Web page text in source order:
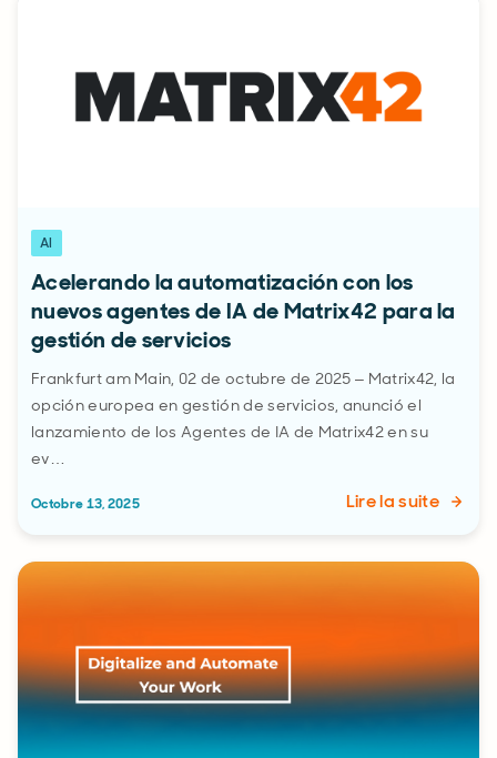
AI
Acelerando la automatización con los
nuevos agentes de IA de Matrix42 para la
gestión de servicios
Frankfurt am Main, 02 de octubre de 2025 – Matrix42, la
opción europea en gestión de servicios, anunció el
lanzamiento de los Agentes de IA de Matrix42 en su
ev…
Octobre 13, 2025 Lire la suite